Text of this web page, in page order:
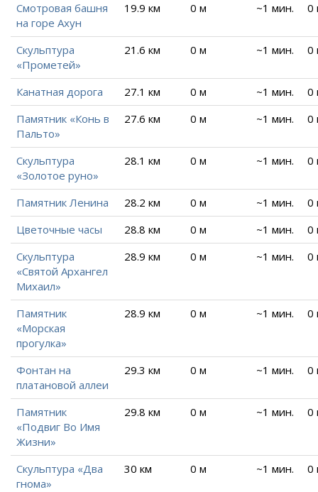
Смотровая башня
на горе Ахун
19.9 км 0 м ~1 мин. 0
Скульптура
«Прометей»
21.6 км 0 м ~1 мин. 0
Канатная дорога 27.1 км 0 м ~1 мин.
0
Памятник «Конь в
Пальто»
27.6 км 0 м ~1 мин. 0
Скульптура
«Золотое руно»
28.1 км 0 м ~1 мин. 0
Памятник Ленина 28.2 км 0 м ~1 мин.
0
Цветочные часы
28.8 км 0 м ~1 мин.
0
Скульптура
«Святой Архангел
Михаил»
28.9 км 0 м ~1 мин. 0
Памятник
«Морская
прогулка»
28.9 км 0 м ~1 мин. 0
Фонтан на
платановой аллеи
29.3 км 0 м ~1 мин. 0
Памятник
«Подвиг Во Имя
Жизни»
29.8 км 0 м ~1 мин. 0
Скульптура «Два
гнома»
30 км 0 м ~1 мин. 0